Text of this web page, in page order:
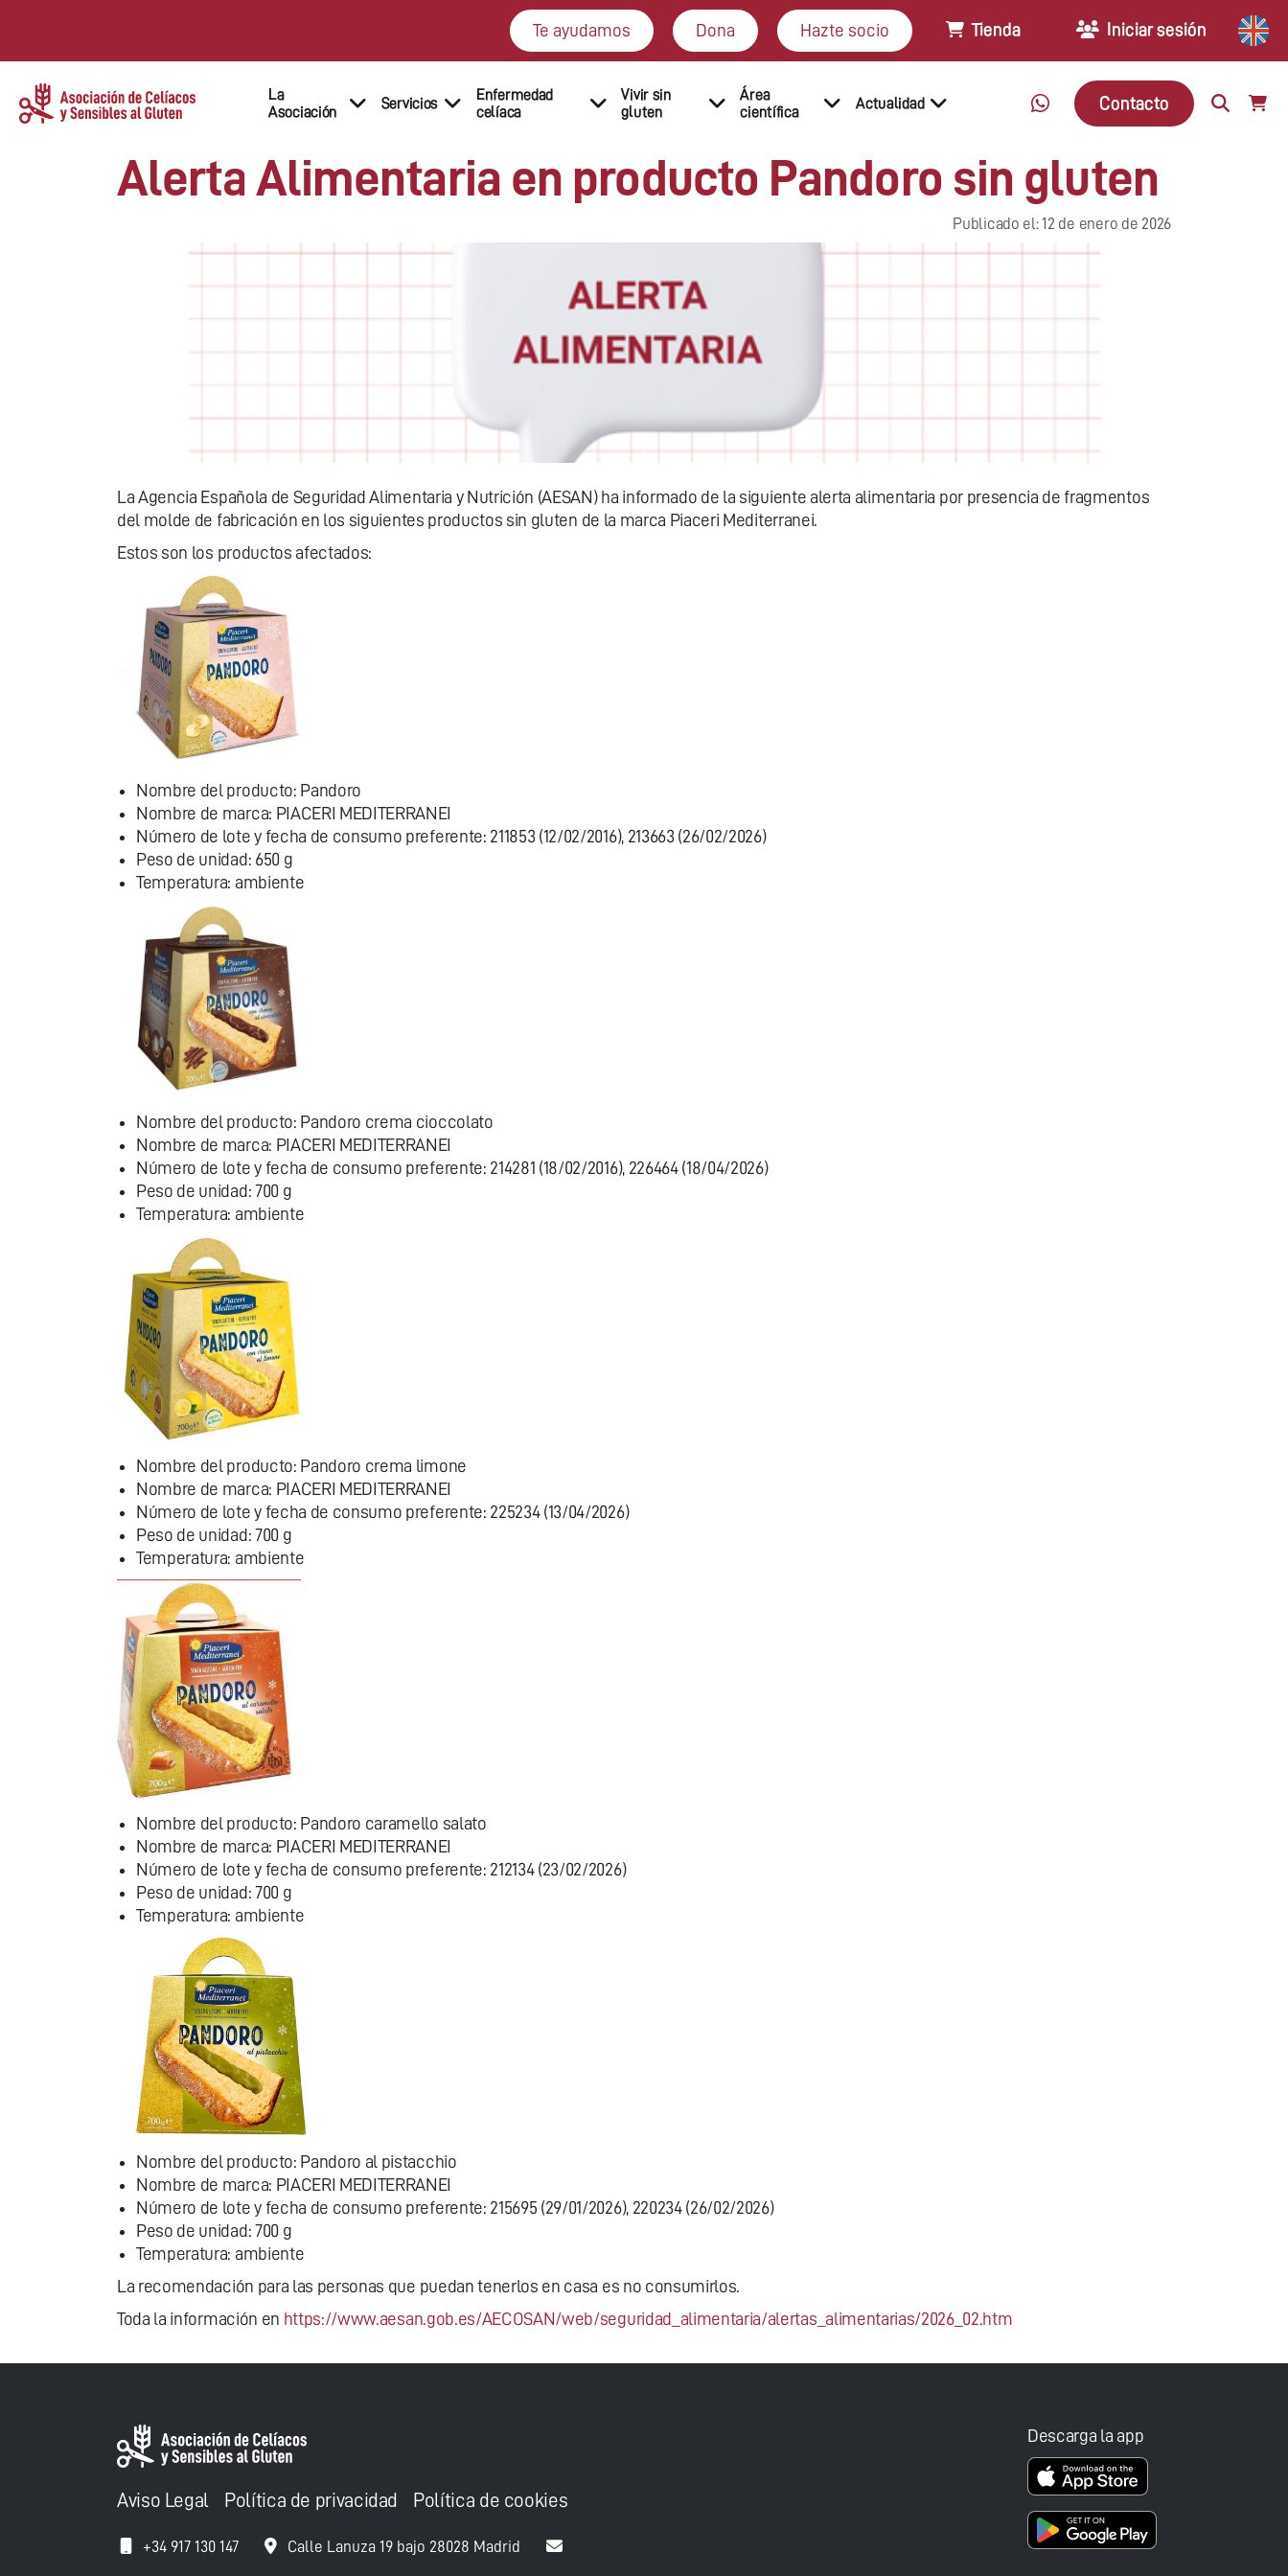
Te ayudamos Dona Hazte socio Tienda Iniciar sesión
La
Asociación
Servicios
Enfermedad
celíaca
Vivir sin
gluten
Área
científica
Actualidad Contacto
Alerta Alimentaria en producto Pandoro sin gluten
Publicado el: 12 de enero de 2026
La Agencia Española de Seguridad Alimentaria y Nutrición (AESAN) ha informado de la siguiente alerta alimentaria por presencia de fragmentos
del molde de fabricación en los siguientes productos sin gluten de la marca Piaceri Mediterranei.
Estos son los productos afectados:
Nombre del producto: Pandoro
Nombre de marca: PIACERI MEDITERRANEI
Número de lote y fecha de consumo preferente: 211853 (12/02/2016), 213663 (26/02/2026)
Peso de unidad: 650 g
Temperatura: ambiente
Nombre del producto: Pandoro crema cioccolato
Nombre de marca: PIACERI MEDITERRANEI
Número de lote y fecha de consumo preferente: 214281 (18/02/2016), 226464 (18/04/2026)
Peso de unidad: 700 g
Temperatura: ambiente
Nombre del producto: Pandoro crema limone
Nombre de marca: PIACERI MEDITERRANEI
Número de lote y fecha de consumo preferente: 225234 (13/04/2026)
Peso de unidad: 700 g
Temperatura: ambiente
Nombre del producto: Pandoro caramello salato
Nombre de marca: PIACERI MEDITERRANEI
Número de lote y fecha de consumo preferente: 212134 (23/02/2026)
Peso de unidad: 700 g
Temperatura: ambiente
Nombre del producto: Pandoro al pistacchio
Nombre de marca: PIACERI MEDITERRANEI
Número de lote y fecha de consumo preferente: 215695 (29/01/2026), 220234 (26/02/2026)
Peso de unidad: 700 g
Temperatura: ambiente
La recomendación para las personas que puedan tenerlos en casa es no consumirlos.
Toda la información en https://www.aesan.gob.es/AECOSAN/web/seguridad_alimentaria/alertas_alimentarias/2026_02.htm
Aviso Legal Política de privacidad Política de cookies
+34 917 130 147 Calle Lanuza 19 bajo 28028 Madrid
Descarga la app